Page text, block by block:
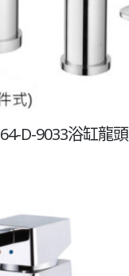
64-D-9033浴缸龍頭